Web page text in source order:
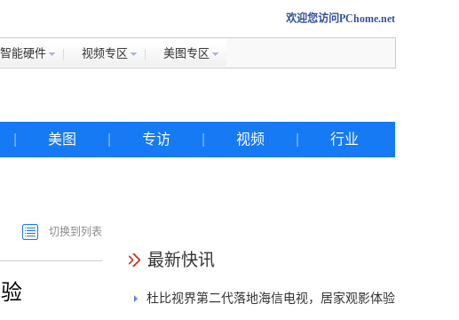
欢迎您访问PChome.net
智能硬件 视频专区 美图专区
美图 专访 视频 行业
切换到列表
最新快讯
杜比视界第二代落地海信电视，居家观影体验